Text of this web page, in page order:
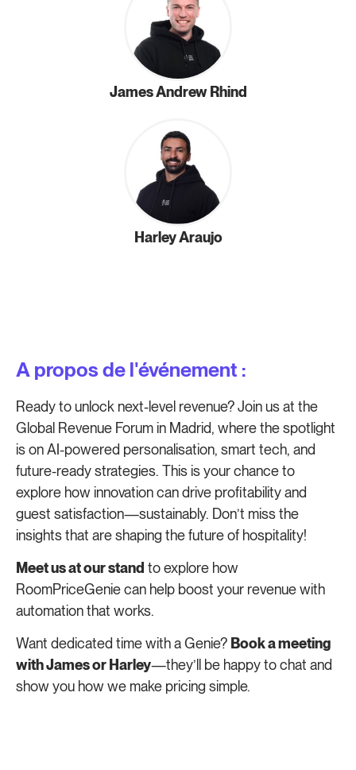
James Andrew Rhind
Harley Araujo
A propos de l'événement :
Ready to unlock next-level revenue? Join us at the
Global Revenue Forum in Madrid, where the spotlight
is on AI-powered personalisation, smart tech, and
future-ready strategies. This is your chance to
explore how innovation can drive profitability and
guest satisfaction—sustainably. Don’t miss the
insights that are shaping the future of hospitality!
Meet us at our stand to explore how
RoomPriceGenie can help boost your revenue with
automation that works.
Want dedicated time with a Genie? Book a meeting
with James or Harley—they’ll be happy to chat and
show you how we make pricing simple.